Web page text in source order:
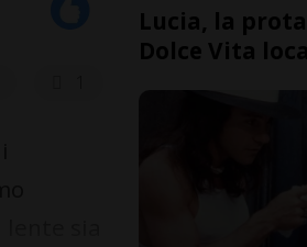
Lucia, la
Dolce Vita